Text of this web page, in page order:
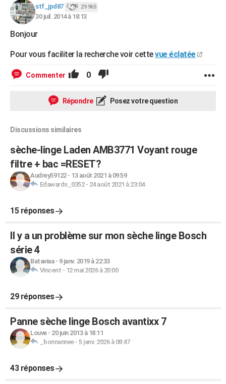
stf_jpd87 29 965
30 juil. 2014 à 18:13
Bonjour
Pour vous faciliter la recherche voir cettevue éclatée
Commenter 0
Répondre Posez votre question
Discussions similaires
sèche-linge Laden AMB3771 Voyant rouge
filtre + bac =RESET?
Audrey59122- 13 août 2021 à 09:59
Edawards_0352- 24 août 2021 à 23:04
15 réponses
Il y a un problème sur mon sèche linge Bosch
série 4
Bataviaa- 9 janv. 2019 à 22:33
Vincent - 12 mai 2026 à 20:00
29 réponses
Panne sèche linge Bosch avantixx 7
Louve- 20 juin 2013 à 18:11
_bonnannee- 5 janv. 2026 à 08:47
43 réponses